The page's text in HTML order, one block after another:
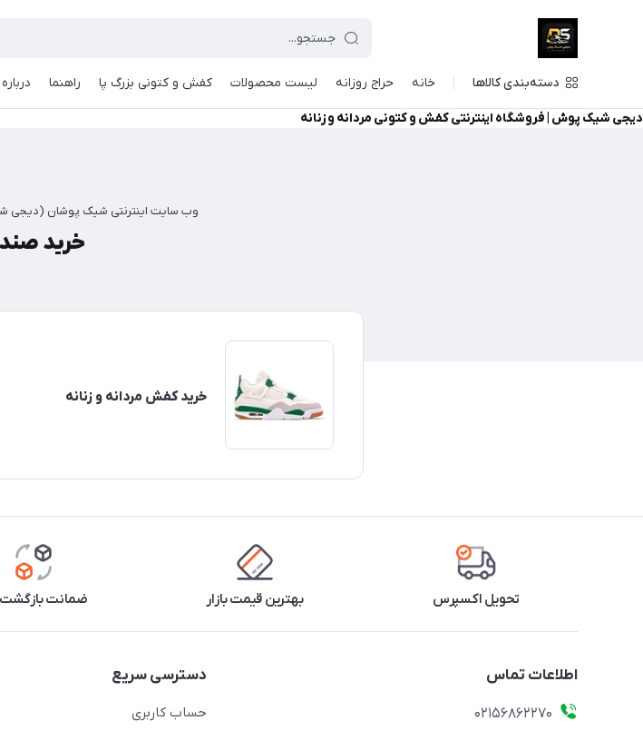
دسته‌بندی کالاها خانه حراج روزانه لیست محصولات کفش و کتونی بزرگ پا راهنما
دیجی شیک پوش | فروشگاه اینترنتی کفش و کتونی مردانه و زنانه
وب سایت اینترنتی شیک پوشان
خرید
خرید کفش مردانه و زنانه
تحویل اکسپرس بهترین قیمت بازار ضمانت بازگشت
اطلاعات تماس
02156862270
دسترسی سریع
حساب کاربری